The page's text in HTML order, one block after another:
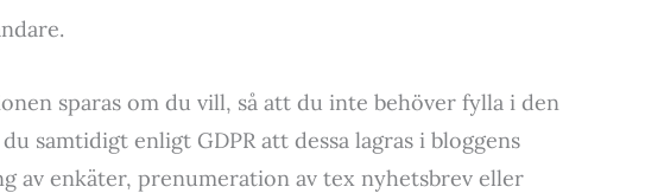
sparas om du vill, så att du inte behöver fylla i den
samtidigt enligt GDPR att dessa lagras i bloggens
av enkäter, prenumeration av tex nyhetsbrev eller